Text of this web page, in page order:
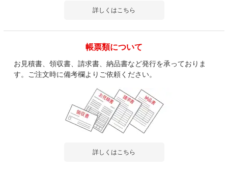
詳しくはこちら
帳票類について
お見積書、領収書、請求書、納品書など発行を承っておりま
す。ご注文時に備考欄よりご依頼ください。
詳しくはこちら